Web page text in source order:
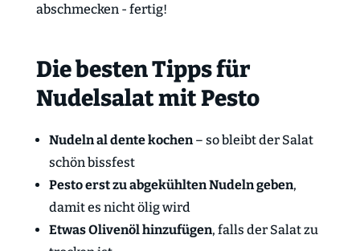
abschmecken - fertig!
Die besten Tipps für
Nudelsalat mit Pesto
Nudeln al dente kochen– so bleibt der Salat
schön bissfest
Pesto erst zu abgekühlten Nudeln geben,
damit es nicht ölig wird
Etwas Olivenöl hinzufügen, falls der Salat zu